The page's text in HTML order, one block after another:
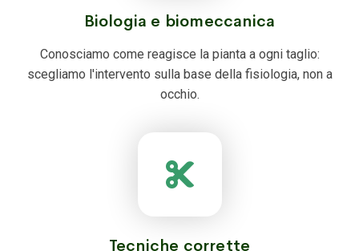
Biologia e biomeccanica
Conosciamo come reagisce la pianta a ogni taglio:
scegliamo l'intervento sulla base della fisiologia, non a
occhio.
Tecniche corrette